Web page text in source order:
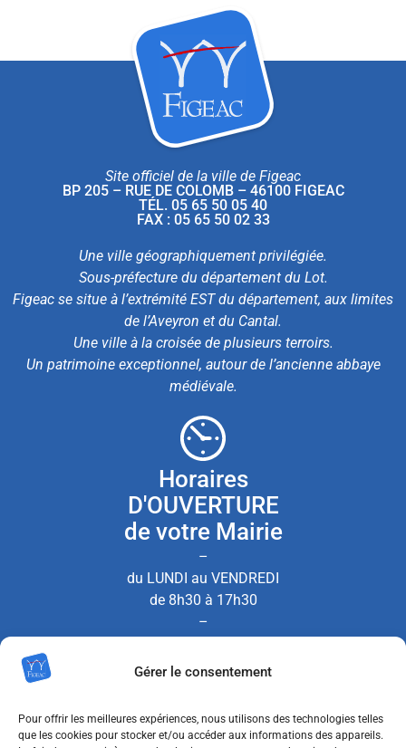
Gérer le consentement
Pour offrir les meilleures expériences, nous utilisons des technologies telles
que les cookies pour stocker et/ou accéder aux informations des appareils.
Site officiel de la ville de Figeac
BP 205 – RUE DE COLOMB – 46100 FIGEAC
TÉL. 05 65 50 05 40
FAX : 05 65 50 02 33
Une ville géographiquement privilégiée.
Sous-préfecture du département du Lot.
Figeac se situe à l’extrémité EST du département, aux limites
de l’Aveyron et du Cantal.
Une ville à la croisée de plusieurs terroirs.
Un patrimoine exceptionnel, autour de l’ancienne abbaye
médiévale.
Horaires
D'OUVERTURE
de votre Mairie
–
du LUNDI au VENDREDI
de 8h30 à 17h30
–